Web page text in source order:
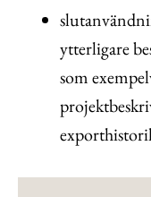
ytterligare
som